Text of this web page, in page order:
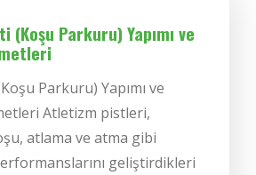
Parkuru) Yapımı ve
Parkuru) Yapımı ve
Atletizm pistleri,
atlama ve atma gibi
geliştirdikleri